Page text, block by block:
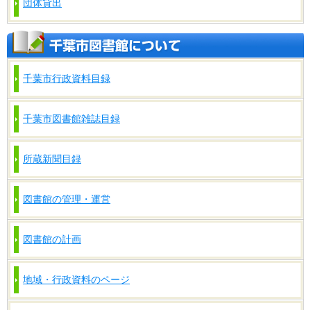
団体貸出
千葉市行政資料目録
千葉市図書館雑誌目録
所蔵新聞目録
図書館の管理・運営
図書館の計画
地域・行政資料のページ